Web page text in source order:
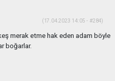
(17.04.2023 14:05 - #284)
merak etme hak eden adam böyle
boğarlar.